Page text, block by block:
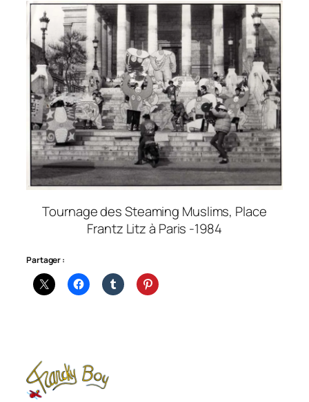
Tournage des Steaming Muslims, Place
Frantz Litz à Paris -1984
Partager :